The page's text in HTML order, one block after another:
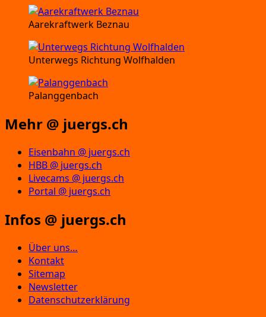
Aarekraftwerk Beznau
Unterwegs Richtung Wolfhalden
Palanggenbach
Mehr @ juergs.ch
Eisenbahn @ juergs.ch
HBB @ juergs.ch
Livecams @ juergs.ch
Portal @ juergs.ch
Infos @ juergs.ch
Über uns…
Kontakt
Sitemap
Newsletter
Datenschutzerklärung